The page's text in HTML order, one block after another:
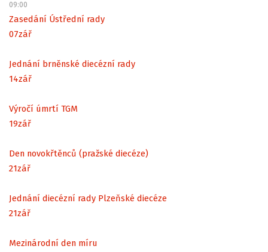
09:00
Zasedání Ústřední rady
07zář
Jednání brněnské diecézní rady
14zář
Výročí úmrtí TGM
19zář
Den novokřtěnců (pražské diecéze)
21zář
Jednání diecézní rady Plzeňské diecéze
21zář
Mezinárodní den míru